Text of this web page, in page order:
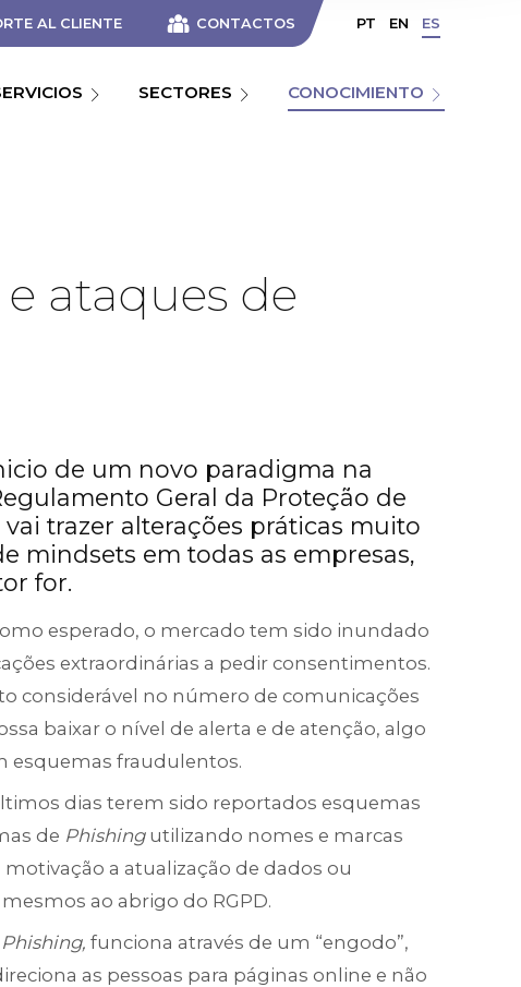
SECTORES CONOCIMIENTO
AL CLIENTE CONTACTOS PT EN ES
ataques de
de um novo paradigma na
Geral da Proteção de
trazer alterações práticas muito
mindsets em todas as empresas,
for.
esperado, o mercado tem sido inundado
extraordinárias a pedir consentimentos.
considerável no número de comunicações
baixar o nível de alerta e de atenção, algo
esquemas fraudulentos.
dias terem sido reportados esquemas
de Phishing utilizando nomes e marcas
a atualização de dados ou
ao abrigo do RGPD.
Phishing, funciona através de um “engodo”,
as pessoas para páginas online e não